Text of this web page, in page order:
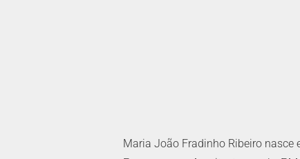
Maria João Fradinho Ribeiro nasce